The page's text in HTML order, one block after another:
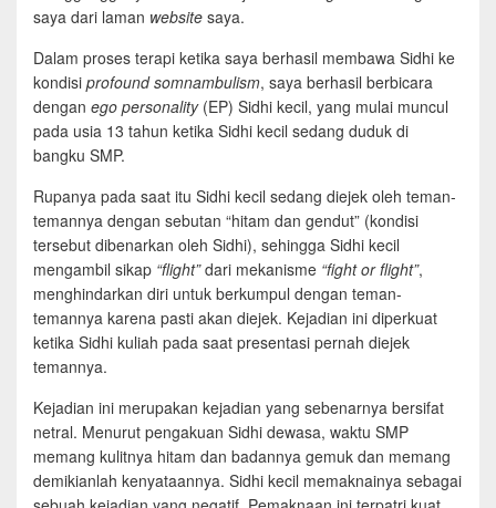
saya dari laman website saya.
Dalam proses terapi ketika saya berhasil membawa Sidhi ke
kondisi profound somnambulism, saya berhasil berbicara
dengan ego personality(EP) Sidhi kecil, yang mulai muncul
pada usia 13 tahun ketika Sidhi kecil sedang duduk di
bangku SMP.
Rupanya pada saat itu Sidhi kecil sedang diejek oleh teman-
temannya dengan sebutan “hitam dan gendut” (kondisi
tersebut dibenarkan oleh Sidhi), sehingga Sidhi kecil
mengambil sikap “flight”dari mekanisme “fight or flight”,
menghindarkan diri untuk berkumpul dengan teman-
temannya karena pasti akan diejek. Kejadian ini diperkuat
ketika Sidhi kuliah pada saat presentasi pernah diejek
temannya.
Kejadian ini merupakan kejadian yang sebenarnya bersifat
netral. Menurut pengakuan Sidhi dewasa, waktu SMP
memang kulitnya hitam dan badannya gemuk dan memang
demikianlah kenyataannya. Sidhi kecil memaknainya sebagai